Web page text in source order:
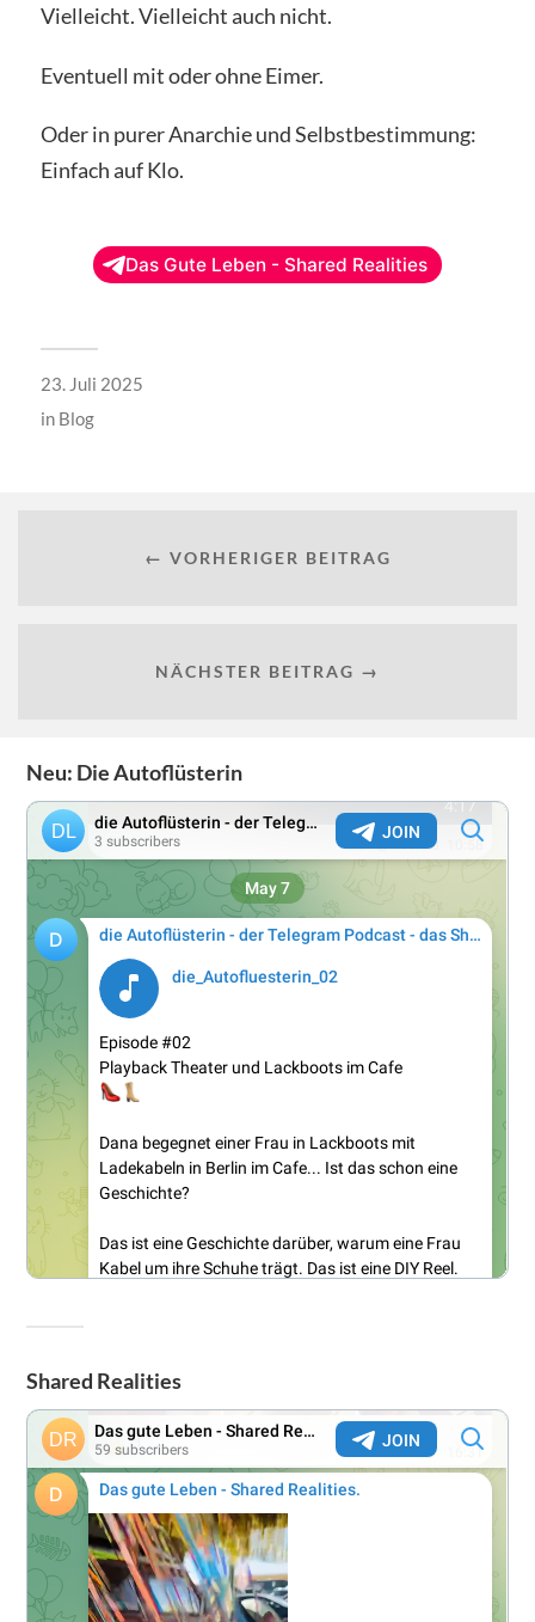
Vielleicht. Vielleicht auch nicht.
Eventuell mit oder ohne Eimer.
Oder in purer Anarchie und Selbstbestimmung:
Einfach auf Klo.
Das Gute Leben - Shared Realities
23. Juli 2025
in Blog
← VORHERIGER BEITRAG
NÄCHSTER BEITRAG →
Neu: Die Autoflüsterin
Shared Realities